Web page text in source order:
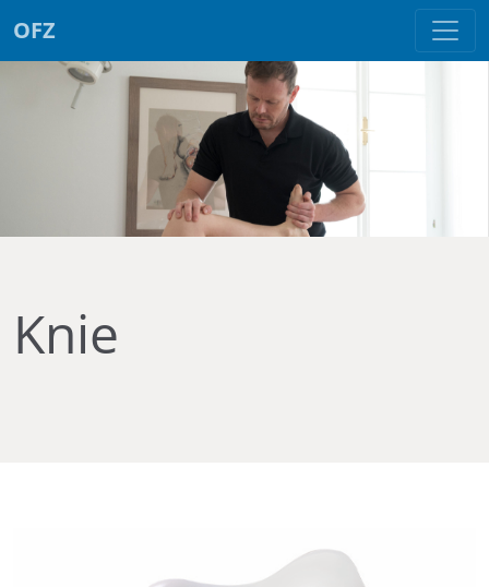
OFZ
Knie